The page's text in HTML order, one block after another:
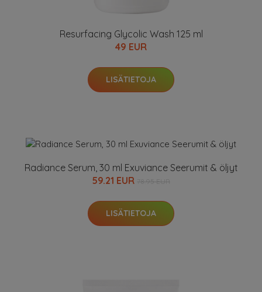
Resurfacing Glycolic Wash 125 ml
49 EUR
LISÄTIETOJA
Radiance Serum, 30 ml Exuviance Seerumit & öljyt
59.21 EUR
LISÄTIETOJA